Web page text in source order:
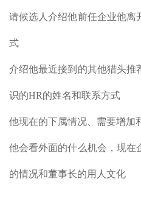
请候选人介绍他前任企业他离
式
介绍他最近接到的其他猎头推
识的HR的姓名和联系方式
他现在的下属情况、需要增加
他会看外面的什么机会，现在
的情况和董事长的用人文化